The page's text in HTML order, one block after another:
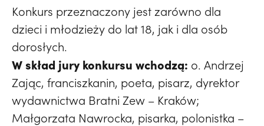
Konkurs przeznaczony jest zarówno dla
dzieci i młodzieży do lat 18, jak i dla osób
dorosłych.
W skład jury konkursu wchodzą: o. Andrzej
Zając, franciszkanin, poeta, pisarz, dyrektor
wydawnictwa Bratni Zew – Kraków;
Małgorzata Nawrocka, pisarka, polonistka –